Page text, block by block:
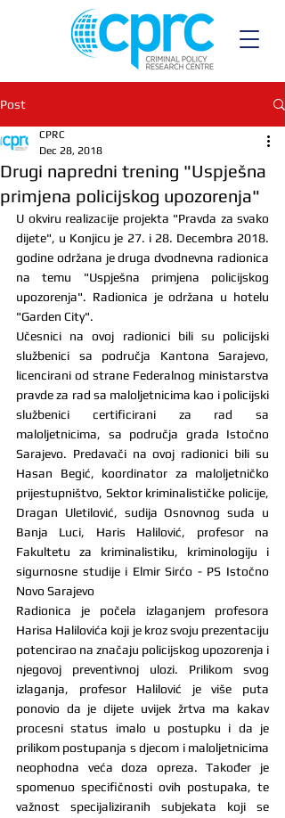
Post
Drugi napredni trening "Uspješna
primjena policijskog upozorenja"
CPRC
Dec 28, 2018
U okviru realizacije projekta "Pravda za svako
dijete", u Konjicu je 27. i 28. Decembra 2018.
godine održana je druga dvodnevna radionica
na temu "Uspješna primjena policijskog
upozorenja". Radionica je održana u hotelu
"Garden City".
Učesnici na ovoj radionici bili su policijski
službenici sa područja Kantona Sarajevo,
licencirani od strane Federalnog ministarstva
pravde za rad sa maloljetnicima kao i policijski
službenici certificirani za rad sa
maloljetnicima, sa područja grada Istočno
Sarajevo. Predavači na ovoj radionici bili su
Hasan Begić, koordinator za maloljetničko
prijestupništvo, Sektor kriminalističke policije,
Dragan Uletilović, sudija Osnovnog suda u
Banja Luci, Haris Halilović, profesor na
Fakultetu za kriminalistiku, kriminologiju i
sigurnosne studije i Elmir Sirćo - PS Istočno
Novo Sarajevo
Radionica je počela izlaganjem profesora
Harisa Halilovića koji je kroz svoju prezentaciju
potencirao na značaju policijskog upozorenja i
njegovoj preventivnoj ulozi. Prilikom svog
izlaganja, profesor Halilović je više puta
ponovio da je dijete uvijek žrtva ma kakav
procesni status imalo u postupku i da je
prilikom postupanja s djecom i maloljetnicima
neophodna veća doza opreza. Također je
spomenuo specifičnosti ovih postupaka, te
važnost specijaliziranih subjekata koji se